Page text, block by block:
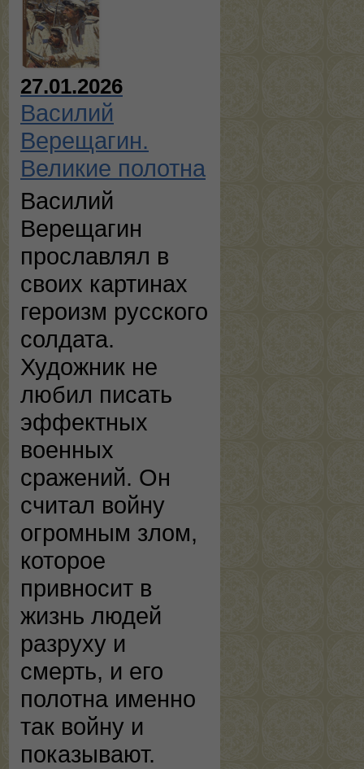
27.01.2026
Василий
Верещагин.
Великие полотна
Василий
Верещагин
прославлял в
своих картинах
героизм русского
солдата.
Художник не
любил писать
эффектных
военных
сражений. Он
считал войну
огромным злом,
которое
привносит в
жизнь людей
разруху и
смерть, и его
полотна именно
так войну и
показывают.